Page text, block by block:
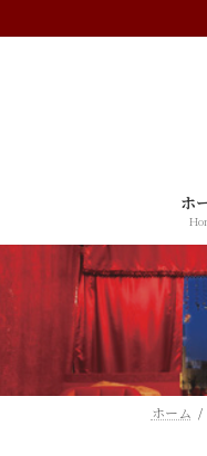
ン
プ
ビ
動
ホ
ホーム